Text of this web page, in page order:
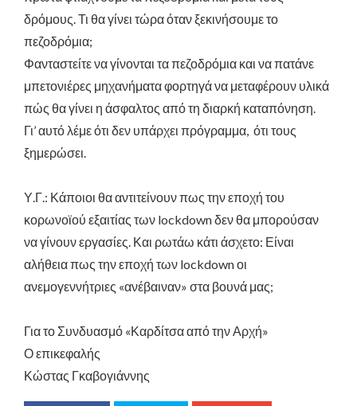
δρόμους. Τι θα γίνει τώρα όταν ξεκινήσουμε το
πεζοδρόμια;
Φανταστείτε να γίνονται τα πεζοδρόμια και να πατάνε
μπετονιέρες μηχανήματα φορτηγά να μεταφέρουν υλικά
πώς θα γίνει η άσφαλτος από τη διαρκή καταπόνηση.
Γι’ αυτό λέμε ότι δεν υπάρχει πρόγραμμα, ότι τους
ξημερώσει.
Υ.Γ.: Κάποιοι θα αντιτείνουν πως την εποχή του
κορωνοϊού εξαιτίας των lockdown δεν θα μπορούσαν
να γίνουν εργασίες. Και ρωτάω κάτι άσχετο: Είναι
αλήθεια πως την εποχή των lockdown οι
ανεμογεννήτριες «ανέβαιναν» στα βουνά μας;
Για το Συνδυασμό «Καρδίτσα από την Αρχή»
Ο επικεφαλής
Κώστας Γκαβογιάννης